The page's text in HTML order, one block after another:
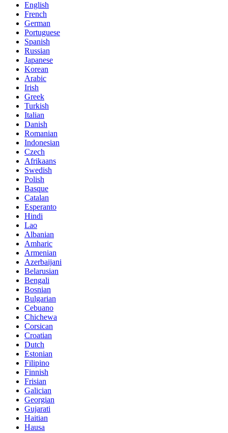
English
French
German
Portuguese
Spanish
Russian
Japanese
Korean
Arabic
Irish
Greek
Turkish
Italian
Danish
Romanian
Indonesian
Czech
Afrikaans
Swedish
Polish
Basque
Catalan
Esperanto
Hindi
Lao
Albanian
Amharic
Armenian
Azerbaijani
Belarusian
Bengali
Bosnian
Bulgarian
Cebuano
Chichewa
Corsican
Croatian
Dutch
Estonian
Filipino
Finnish
Frisian
Galician
Georgian
Gujarati
Haitian
Hausa